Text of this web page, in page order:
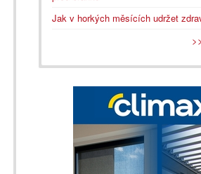
Jak v horkých měsících udržet